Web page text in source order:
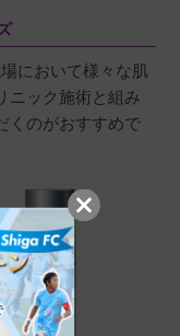
において様々な肌
ニック施術と組み
くのがおすすめで